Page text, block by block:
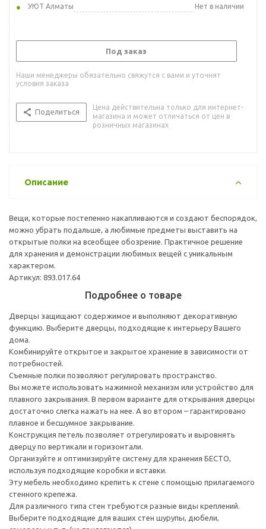
УЮТ Алматы
Нет в наличии
Под заказ
Наши менеджеры обязательно свяжутся с вами и уточнят
условия заказа
Поделиться
Цена действительна только для интернет-
магазина и может отличаться от цен в
розничных магазинах
Описание
Вещи, которые постепенно накапливаются и создают беспорядок,
можно убрать подальше, а любимые предметы выставить на
открытые полки на всеобщее обозрение. Практичное решение
для хранения и демонстрации любимых вещей с уникальным
характером.
Артикул: 893.017.64
Подробнее о товаре
Дверцы защищают содержимое и выполняют декоративную
функцию. Выберите дверцы, подходящие к интерьеру Вашего
дома.
Комбинируйте открытое и закрытое хранение в зависимости от
потребностей.
Съемные полки позволяют регулировать пространство.
Вы можете использовать нажимной механизм или устройство для
плавного закрывания. В первом варианте для открывания дверцы
достаточно слегка нажать на нее. А во втором – гарантировано
плавное и бесшумное закрывание.
Конструкция петель позволяет отрегулировать и выровнять
дверцу по вертикали и горизонтали.
Организуйте и оптимизируйте систему для хранения БЕСТО,
используя подходящие коробки и вставки.
Эту мебель необходимо крепить к стене с помощью прилагаемого
стенного крепежа.
Для различного типа стен требуются разные виды креплений.
Выберите подходящие для ваших стен шурупы, дюбели,